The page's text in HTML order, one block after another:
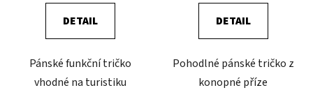
DETAIL
Pánské funkční tričko
vhodné na turistiku
DETAIL
Pohodlné pánské tričko z
konopné příze